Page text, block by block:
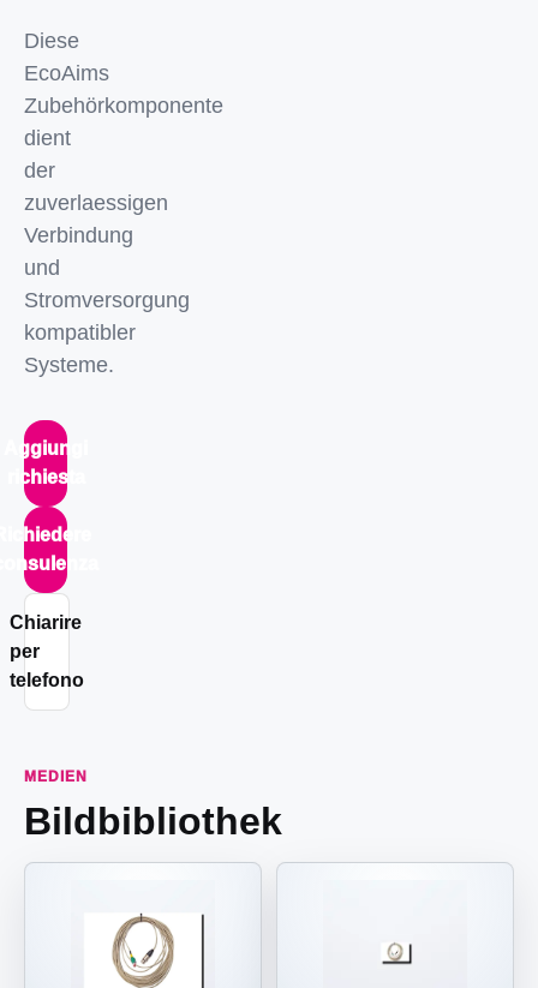
Diese
EcoAims
Zubehörkomponente
dient
der
zuverlaessigen
Verbindung
und
Stromversorgung
kompatibler
Systeme.
Aggiungi
richiesta
Chiarire
per
telefono
MEDIEN
Bildbibliothek